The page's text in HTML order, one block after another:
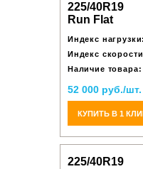
225/40R19
Run Flat
Индекс нагрузки:
Индекс
Наличие товара:
52 000 руб./шт.
КУПИТЬ В 1
225/40R19